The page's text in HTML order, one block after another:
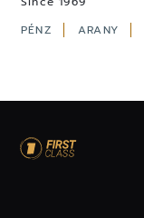
PÉNZ
ARANY